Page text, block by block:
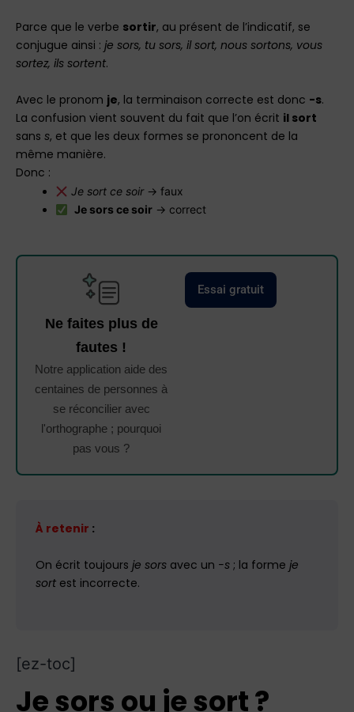
Parce que le verbe sortir, au présent de l’indicatif, se
conjugue ainsi : je sors, tu sors, il sort, nous sortons, vous
sortez, ils sortent.
Avec le pronom je, la terminaison correcte est donc -s.
La confusion vient souvent du fait que l’on écrit il sort
sans s, et que les deux formes se prononcent de la
même manière.
Donc :
Je sort ce soir→ faux
Je sors ce soir→ correct
Ne faites plus de
fautes !
Notre application aide des
centaines de personnes à
se réconcilier avec
l'orthographe ; pourquoi
pas vous ?
Essai gratuit
À retenir :
On écrit toujours je sors avec un -s ; la forme je
sort est incorrecte.
[ez-toc]
Je sors ou je sort ?